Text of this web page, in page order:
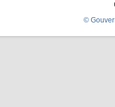
©